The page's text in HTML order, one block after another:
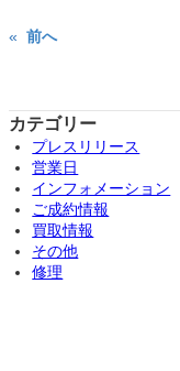
« 前へ
カテゴリー
プレスリリース
営業日
インフォメーション
ご成約情報
買取情報
その他
修理